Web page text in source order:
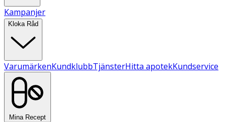
Kampanjer
Kloka Råd
VarumärkenKundklubbTjänsterHitta apotekKundservice
Mina Recept